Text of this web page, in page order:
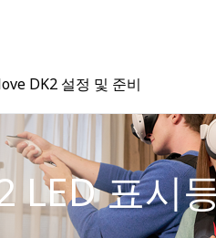
DK2 설정 및 준비
LED 표시